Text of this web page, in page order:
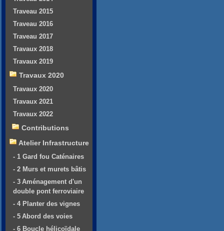
Traveau 2015
Traveau 2016
Traveau 2017
Travaux 2018
Travaux 2019
Travaux 2020
Travaux 2020
Travaux 2021
Travaux 2022
Contributions
Atelier Infrastructure
- 1 Gard fou Caténaires
- 2 Murs et murets bâtis
- 3 Aménagement d'un
double pont ferroviaire
- 4 Planter des vignes
- 5 Abord des voies
- 6 Boucle hélicoïdale